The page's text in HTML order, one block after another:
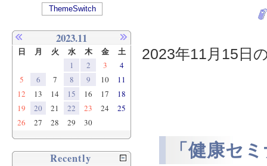
2023年11月15日
「健康セ
ThemeSwitch
2023.11
日 月 火 水 木 金 土
1 2 3
4
5
6 7 8 9 10
11
12
13 14 15 16 17
18
19
20 21 22 23 24
25
26
27 28 29 30
Recently